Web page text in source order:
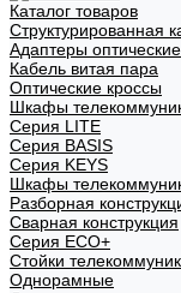
Каталог товаров
Структурированная
Адаптеры оптические
Кабель витая пара
Оптические кроссы
Шкафы
Cерия LITE
Cерия BASIS
Cерия KEYS
Шкафы
Разборная
Сварная конструкция
Серия ECO+
Стойки
Однорамные